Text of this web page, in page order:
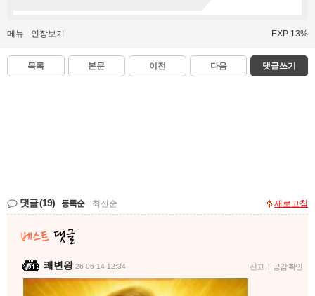
메뉴 인장보기 EXP 13%
목록 본문 이전 다음 댓글쓰기
댓글(19) 등록순 최신순 새로고침
쾌변왕 26-06-14 12:34 신고 | 공감 확인